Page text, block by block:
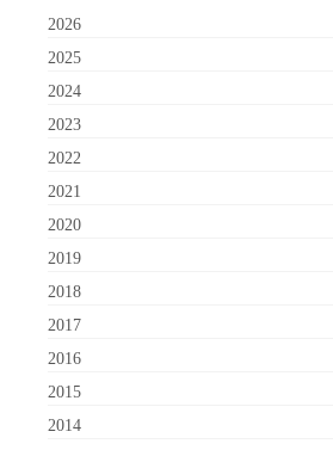
2026
2025
2024
2023
2022
2021
2020
2019
2018
2017
2016
2015
2014